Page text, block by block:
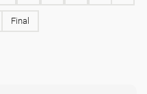
Final